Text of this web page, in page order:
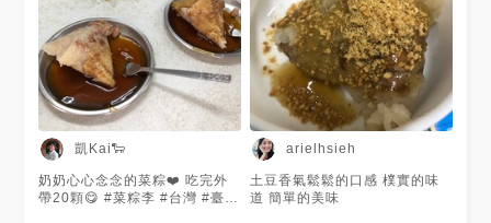
凱Kai🐑
奶奶心心念念的菜粽❤️ 吃完外
帶20顆😋 #菜粽李 #台灣 #臺灣
arielhsieh
土豆香氣鬆鬆的口感 樸實的味
道 簡單的美味